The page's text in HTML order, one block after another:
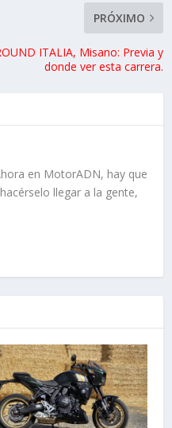
PRÓXIMO
ITALIA, Misano: Previa y
donde ver esta carrera.
en MotorADN, hay que
llegar a la gente,